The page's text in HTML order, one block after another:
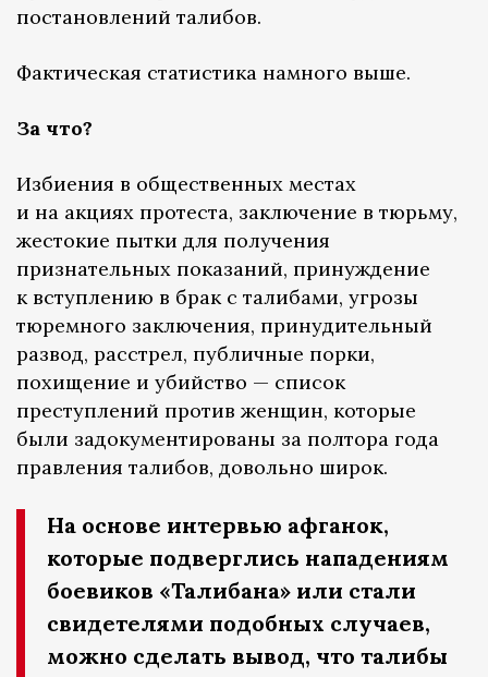
постановлений талибов.
Фактическая статистика намного выше.
За что?
Избиения в общественных местах
и на акциях протеста, заключение в тюрьму,
жестокие пытки для получения
признательных показаний, принуждение
к вступлению в брак с талибами, угрозы
тюремного заключения, принудительный
развод, расстрел, публичные порки,
похищение и убийство — список
преступлений против женщин, которые
были задокументированы за полтора года
правления талибов, довольно широк.
На основе интервью афганок,
которые подверглись нападениям
боевиков «Талибана» или стали
свидетелями подобных случаев,
можно сделать вывод, что талибы